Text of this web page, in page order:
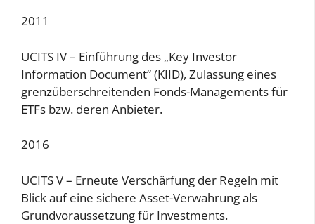
2011
UCITS IV – Einführung des „Key Investor
Information Document“ (KIID), Zulassung eines
grenzüberschreitenden Fonds-Managements für
ETFs bzw. deren Anbieter.
2016
UCITS V – Erneute Verschärfung der Regeln mit
Blick auf eine sichere Asset-Verwahrung als
Grundvoraussetzung für Investments.